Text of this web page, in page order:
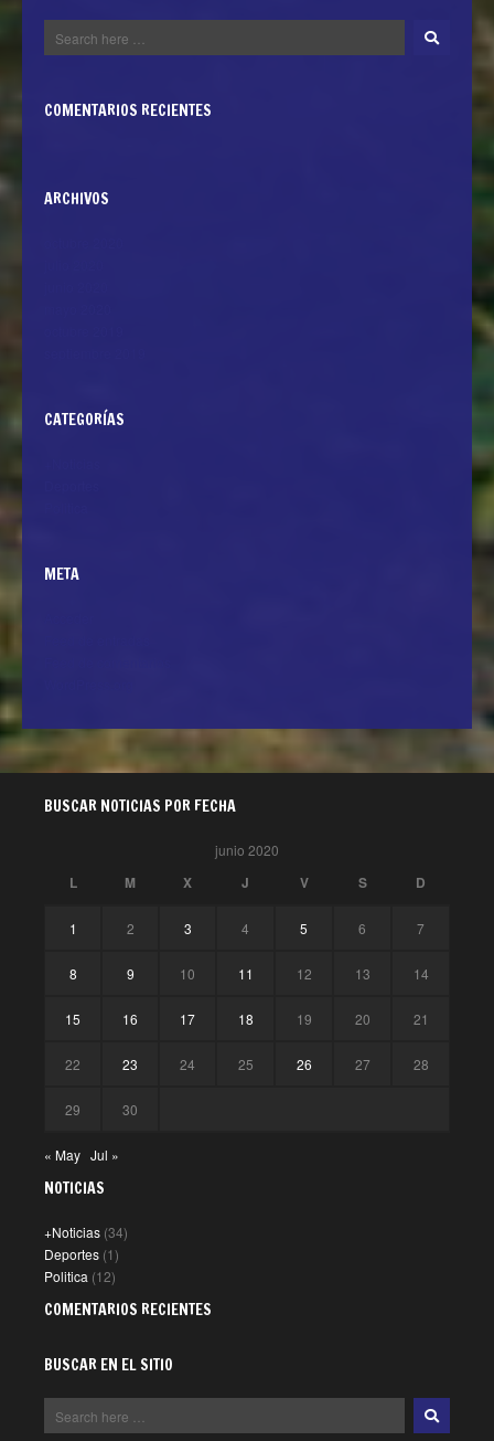
COMENTARIOS RECIENTES
ARCHIVOS
CATEGORÍAS
META
BUSCAR NOTICIAS POR FECHA
junio 2020
L M X J V S D
1 2 3 4 5 6 7
8 9 10 11 12 13 14
15 16 17 18 19 20 21
22 23 24 25 26 27 28
29 30
« May Jul »
NOTICIAS
+Noticias (34)
Deportes (1)
Politica (12)
COMENTARIOS RECIENTES
BUSCAR EN EL SITIO